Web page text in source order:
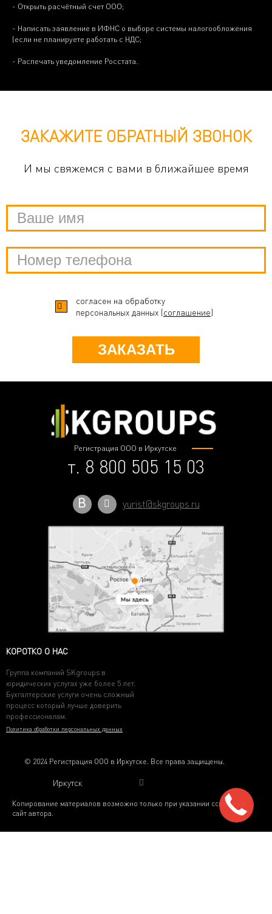
- Открыть расчётный счет ООО;
- Написать заявление в ИФНС о выборе системы налогообложения
(если не планируете работать с НДС;
- Распечать уведомление Росстата.
ЗАКАЖИТЕ ОБРАТНЫЙ ЗВОНОК
И мы свяжемся с вами в ближайшее время
ЗАКАЗАТЬ
согласен на обработку
персональных данных (соглашение)
Регистрация ООО в Иркутске
т. 8 800 505 15 03
В yurist@skgroups.ru
КОРОТКО О НАС
Группа компаний SKgroups в
юридических услугах уже более 5 лет.
Бухгалтерские услуги очень сложный
процесс который лучше доверить
профессионалам.
Политика обработки персональных данных
© 2024 Регистрация ООО в Иркутске. Все права защищены.
Иркутск
Копирование материалов возможно только при указании ссылки на
сайт автора.